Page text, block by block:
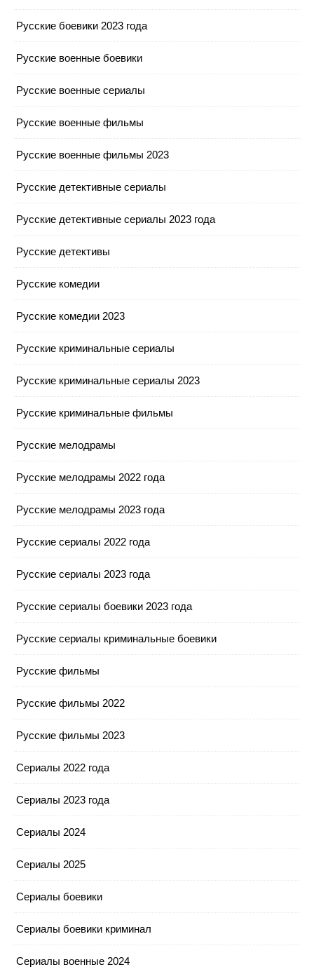
Русские боевики 2023 года
Русские военные боевики
Русские военные сериалы
Русские военные фильмы
Русские военные фильмы 2023
Русские детективные сериалы
Русские детективные сериалы 2023 года
Русские детективы
Русские комедии
Русские комедии 2023
Русские криминальные сериалы
Русские криминальные сериалы 2023
Русские криминальные фильмы
Русские мелодрамы
Русские мелодрамы 2022 года
Русские мелодрамы 2023 года
Русские сериалы 2022 года
Русские сериалы 2023 года
Русские сериалы боевики 2023 года
Русские сериалы криминальные боевики
Русские фильмы
Русские фильмы 2022
Русские фильмы 2023
Сериалы 2022 года
Сериалы 2023 года
Сериалы 2024
Сериалы 2025
Сериалы боевики
Сериалы боевики криминал
Сериалы военные 2024